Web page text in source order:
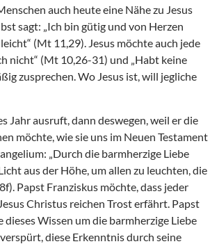
auch heute eine Nähe zu Jesus
sagt: „Ich bin gütig und von Herzen
(Mt 11,29). Jesus möchte auch jede
nicht“ (Mt 10,26-31) und „Habt keine
zusprechen. Wo Jesus ist, will jegliche
Jahr ausruft, dann deswegen, weil er die
möchte, wie sie uns im Neuen Testament
„Durch die barmherzige Liebe
aus der Höhe, um allen zu leuchten, die
Papst Franziskus möchte, dass jeder
Christus reichen Trost erfährt. Papst
Wissen um die barmherzige Liebe
diese Erkenntnis durch seine